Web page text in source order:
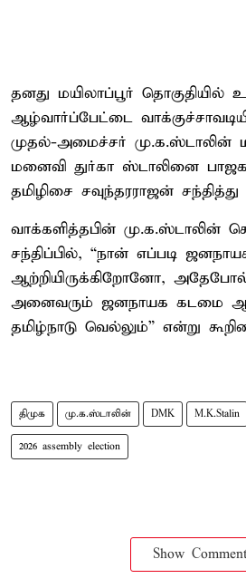
தனது மயிலாப்பூர் தொகுதியில்
ஆழ்வார்ப்பேட்டை
முதல்-அமைச்சர் மு.க.ஸ்டாலின்
மனைவி துர்கா ஸ்டாலினை
தமிழிசை சவுந்தரராஜன் சந்தித்து
வாக்களித்தபின் மு.க.ஸ்டாலின்
சந்திப்பில், “நான் எப்படி
ஆற்றியிருக்கிறோனோ,
அனைவரும் ஜனநாயக கடமை
தமிழ்நாடு வெல்லும்” என்று
திமுக மு.க.ஸ்டாலின் DMK M.K.Stalin
2026 assembly election
Show